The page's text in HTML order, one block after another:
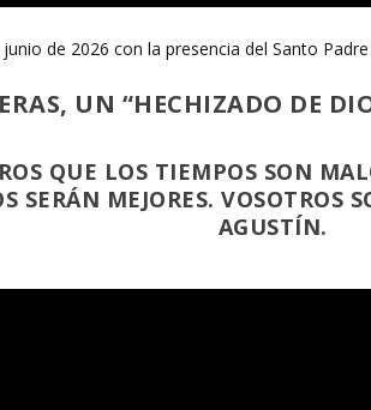
de 2026 con la presencia del Santo Padre
UN “HECHIZADO DE
QUE LOS TIEMPOS SON
SERÁN MEJORES. VOSOTROS
AGUSTÍN.